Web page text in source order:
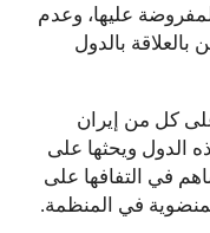
عليها، وعدم
بالدول
كل من إيران
الدول ويحثها على
في التفافها على
في المنظمة.